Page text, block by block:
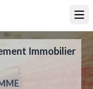
Immobilier